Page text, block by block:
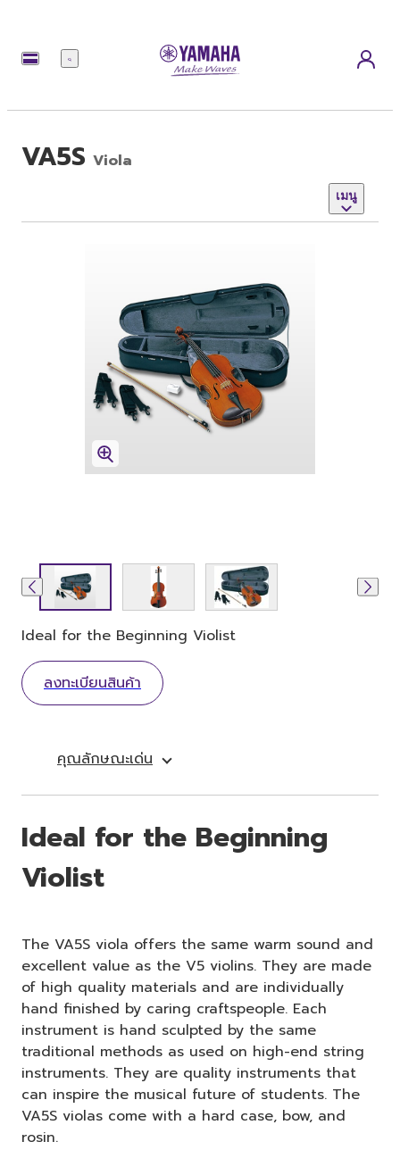
เมนู
VA5S Viola
เมนู
Ideal for the Beginning Violist
ลงทะเบียนสินค้า
คุณลักษณะเด่น
Ideal for the Beginning
Violist
The VA5S viola offers the same warm sound and
excellent value as the V5 violins. They are made
of high quality materials and are individually
hand finished by caring craftspeople. Each
instrument is hand sculpted by the same
traditional methods as used on high-end string
instruments. They are quality instruments that
can inspire the musical future of students. The
VA5S violas come with a hard case, bow, and
rosin.